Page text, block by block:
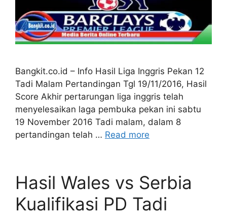
Bangkit.co.id – Info Hasil Liga Inggris Pekan 12
Tadi Malam Pertandingan Tgl 19/11/2016, Hasil
Score Akhir pertarungan liga inggris telah
menyelesaikan laga pembuka pekan ini sabtu
19 November 2016 Tadi malam, dalam 8
pertandingan telah … Read more
Hasil Wales vs Serbia
Kualifikasi PD Tadi